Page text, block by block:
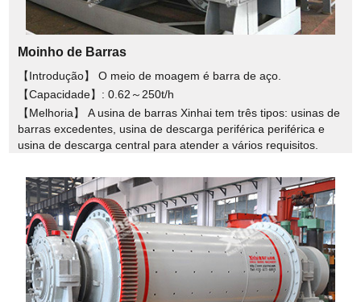
Moinho de Barras
【Introdução】 O meio de moagem é barra de aço.
【Capacidade】: 0.62～250t/h
【Melhoria】 A usina de barras Xinhai tem três tipos: usinas de
barras excedentes, usina de descarga periférica periférica e
usina de descarga central para atender a vários requisitos.